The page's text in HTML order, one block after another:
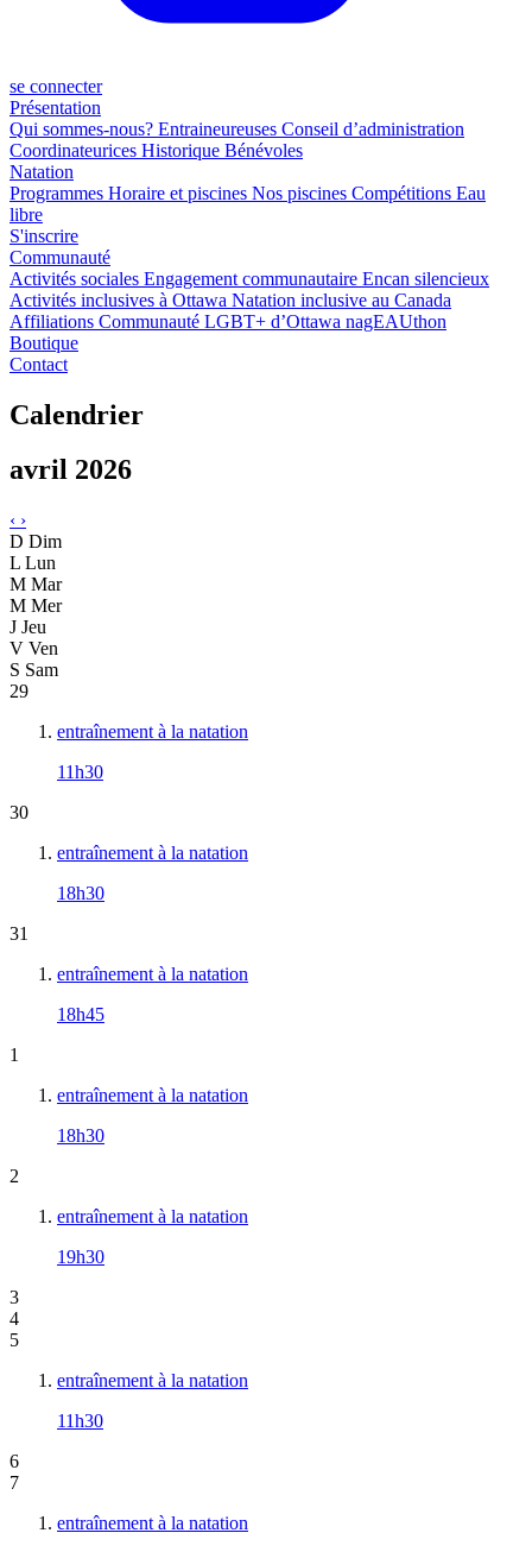
se connecter
Présentation
Qui sommes-nous? Entraineureuses Conseil d’administration
Coordinateurices Historique Bénévoles
Natation
Programmes Horaire et piscines Nos piscines Compétitions Eau
libre
S'inscrire
Communauté
Activités sociales Engagement communautaire Encan silencieux
Activités inclusives à Ottawa Natation inclusive au Canada
Affiliations Communauté LGBT+ d’Ottawa nagEAUthon
Boutique
Contact
Calendrier
avril 2026
‹ ›
D Dim
L Lun
M Mar
M Mer
J Jeu
V Ven
S Sam
29
entraînement à la natation
11h30
30
entraînement à la natation
18h30
31
entraînement à la natation
18h45
1
entraînement à la natation
18h30
2
entraînement à la natation
19h30
3
4
5
entraînement à la natation
11h30
6
7
entraînement à la natation